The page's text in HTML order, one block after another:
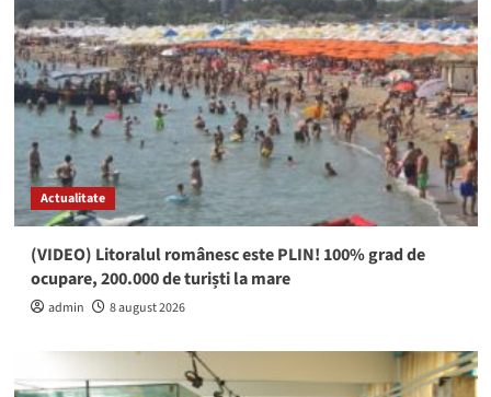
Actualitate
(VIDEO) Litoralul românesc este PLIN! 100% grad de
ocupare, 200.000 de turiști la mare
admin 8 august 2026